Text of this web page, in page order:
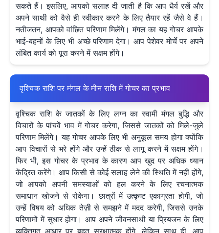
सकते हैं। इसलिए, आपको सलाह दी जाती है कि आप धैर्य रखें और
अपने साथी को वैसे ही स्वीकार करने के लिए तैयार रहें जैसे वे हैं।
नतीजतन, आपको वांछित परिणाम मिलेंगे। मंगल का यह गोचर आपके
भाई-बहनों के लिए भी अच्छे परिणाम देगा। आप पेशेवर मोर्चे पर अपने
लंबित कार्य को पूरा करने में सक्षम होंगे।
वृश्चिक राशि पर मंगल के मीन राशि में गोचर का प्रभाव
वृश्चिक राशि के जातकों के लिए लग्न का स्वामी मंगल बुद्धि और
विचारों के पांचवें भाव में गोचर करेगा, जिससे जातकों को मिले-जुले
परिणाम मिलेंगे। यह गोचर आपके लिए भी अनुकूल समय होगा क्योंकि
आप विचारों से भरे होंगे और उन्हें ठीक से लागू करने में सक्षम होंगे।
फिर भी, इस गोचर के प्रभाव के कारण आप खुद पर अधिक ध्यान
केंद्रित करेंगे। आप किसी से कोई सलाह लेने की स्थिति में नहीं होंगे,
जो आपको अपनी समस्याओं को हल करने के लिए रचनात्मक
समाधान खोजने से रोकेगा। छात्रों में उत्कृष्ट एकाग्रता होगी, जो
उन्हें विषय को अधिक तेज़ी से समझने में मदद करेगी, जिससे उनके
परिणामों में सुधार होगा। आप अपने जीवनसाथी या प्रियजन के लिए
व्यक्तिगत आधार पर बहुत सुरक्षात्मक होंगे, लेकिन साथ ही, आप